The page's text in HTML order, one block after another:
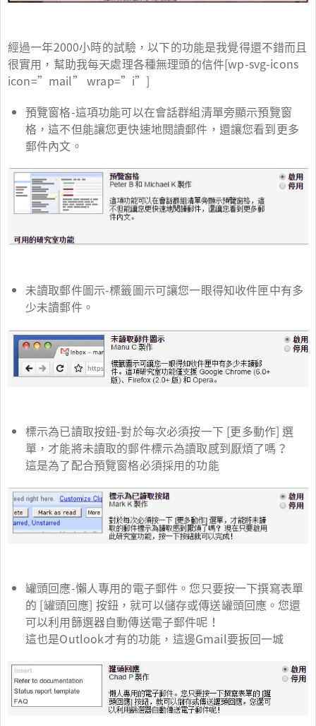
經過一年2000小時的試驗，以下的功能是我覺得還不錯而且
很實用，幫助我每天處理各種無理頭的信件[wp-svg-icons
icon=”mail” wrap=”i”]
預覽窗格-這項功能可以在會話群組清單旁顯示預覽窗
格，這不但能讓您更快速地閱讀郵件，還讓您看到更多
郵件內文。
未讀取郵件圖示-標籤圖示可讓您一眼得知收件匣中有多
少未讀郵件。
標示為已讀取按鈕-對於每次必須按一下 [更多動作] 選
單，才能將未讀取的郵件標示為讀取感到厭煩了嗎？
這是為了配合預覽窗格必須採用的功能
罐頭回應-懶人專用的電子郵件。您只要按一下撰寫表單
的 [罐頭回應] 按鈕，就可以儲存或傳送罐頭回應。您還
可以利用篩選器自動傳送電子郵件呢！
這也是Outlook才有的功能，這邊Gmail要扳回一城